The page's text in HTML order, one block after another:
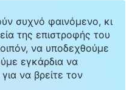
για να δουν
Κανείς δεν θα έλεγε
είχα κακή ανθρώπινη
τόνο της φωνής
Πάντα
συχνό φαινόμενο, κι
της επιστροφής του
να υποδεχθούμε
εγκάρδια να
να βρείτε τον